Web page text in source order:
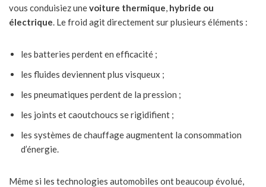
vous conduisiez unevoiture thermique, hybride ou
électrique. Le froid agit directement sur plusieurs éléments :
les batteries perdent en efficacité ;
les fluides deviennent plus visqueux ;
les pneumatiques perdent de la pression ;
les joints et caoutchoucs se rigidifient ;
les systèmes de chauffage augmentent la consommation
d’énergie.
Même si les technologies automobiles ont beaucoup évolué,